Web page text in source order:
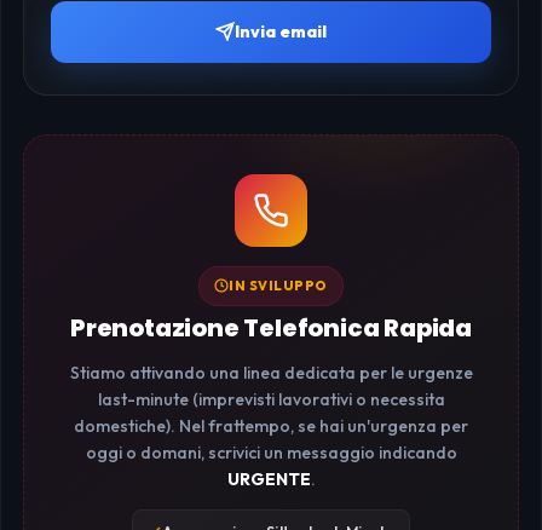
Invia email
IN SVILUPPO
Prenotazione Telefonica Rapida
Stiamo attivando una linea dedicata per le urgenze
last-minute (imprevisti lavorativi o necessita
domestiche). Nel frattempo, se hai un'urgenza per
oggi o domani, scrivici un messaggio indicando
URGENTE.